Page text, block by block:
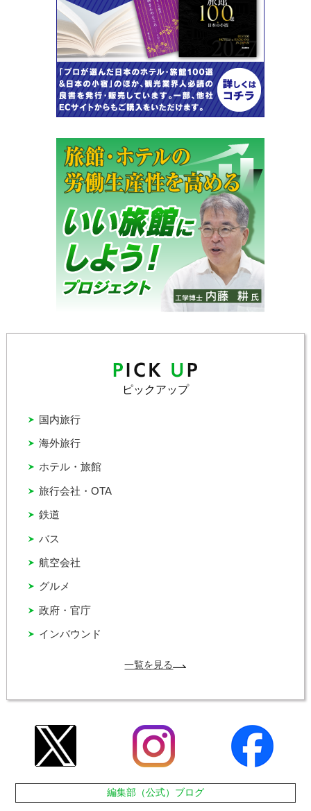
ピックアップ
インバウンド
グルメ
バス
ホテル・旅館
国内旅行
政府・官庁
旅行会社・OTA
海外旅行
航空会社
鉄道
一覧を見る
編集部（公式）ブログ